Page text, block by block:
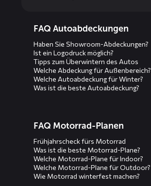
menusFAQ Autoabdeckungen
Haben Sie Showroom-Abdeckungen?
Ist ein Logodruck möglich?
Tipps zum Überwintern des Autos
Welche Abdeckung für Außenbereich?
Welche Autoabdeckung für Winter?
Was ist die beste Autoabdeckung?
FAQ Motorrad-Planen
Frühjahrscheck fürs Motorrad
Was ist die beste Motorrad-Plane?
Welche Motorrad-Plane für Indoor?
Welche Motorrad-Plane für Outdoor?
Wie Motorrad winterfest machen?